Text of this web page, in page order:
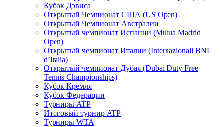
Кубок Дэвиса
Открытый Чемпионат США (US Open)
Открытый Чемпионат Австралии
Открытый чемпионат Испании (Mutua Madrid
Open)
Открытый чемпионат Италии (Internazionali BNL
d’Italia)
Открытый чемпионат Дубая (Dubai Duty Free
Tennis Championships)
Кубок Кремля
Кубок Федерации
Турниры ATP
Итоговый турнир ATP
Турниры WTA